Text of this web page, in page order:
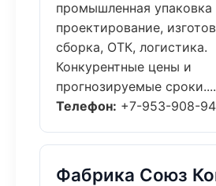
промышленная
проектирование,
сборка, ОТК, логистика.
Конкурентные цены и
прогнозируемые сроки....
Телефон: +7-953-908-
Фабрика Союз